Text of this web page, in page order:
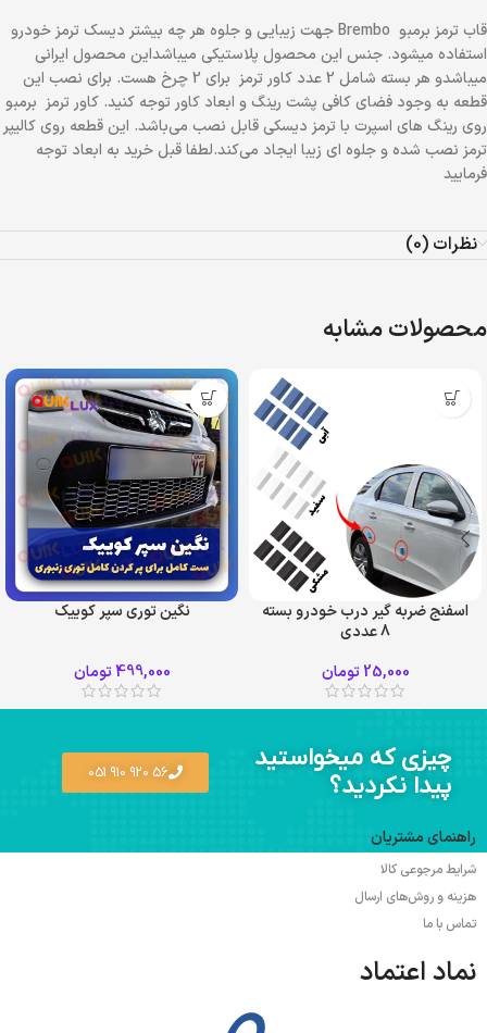
قاب ترمز برمبو Brembo جهت زیبایی و جلوه هر چه بیشتر دیسک ترمز خودرو
استفاده میشود. جنس این محصول پلاستیکی میباشداین محصول ایرانی
میباشدو هر بسته شامل 2 عدد کاور ترمز برای 2 چرخ هست. برای نصب این
قطعه به وجود فضای کافی پشت رینگ و ابعاد کاور توجه کنید. کاور ترمز برمبو
روی رینگ های اسپرت با ترمز دیسکی قابل نصب می‌باشد. این قطعه روی کالیپر
ترمز نصب شده و جلوه ای زیبا ایجاد می‌کند.لطفا قبل خرید به ابعاد توجه
فرمایید
نظرات (0)
محصولات مشابه
اسفنج ضربه گیر درب خودرو بسته
8 عددی
25,000 تومان
نگین توری سپر کوییک
499,000 تومان
چیزی که میخواستید
پیدا نکردید؟
56 920 910 051
راهنمای مشتریان
شرایط مرجوعی کالا
هزینه و روش‌های ارسال
تماس با ما
نماد اعتماد